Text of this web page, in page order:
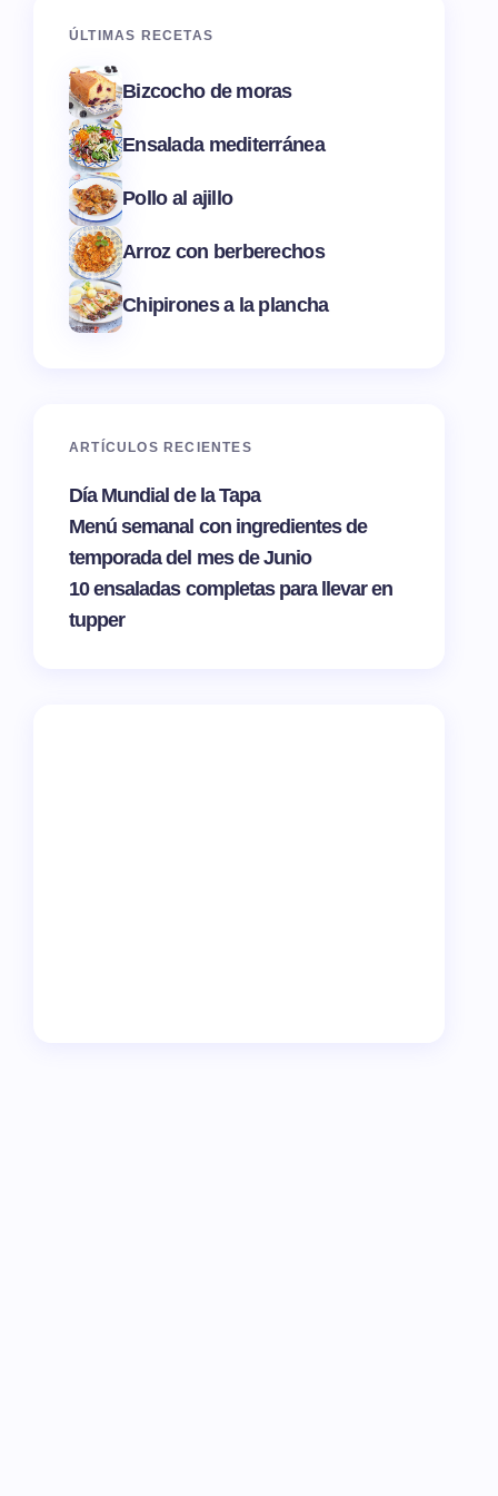
ÚLTIMAS RECETAS
Bizcocho de moras
Ensalada mediterránea
Pollo al ajillo
Arroz con berberechos
Chipirones a la plancha
ARTÍCULOS RECIENTES
Día Mundial de la Tapa
Menú semanal con ingredientes de
temporada del mes de Junio
10 ensaladas completas para llevar en
tupper